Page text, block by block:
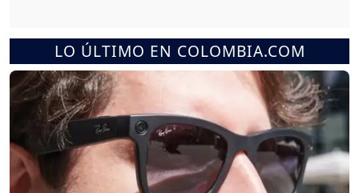
LO ÚLTIMO EN COLOMBIA.COM